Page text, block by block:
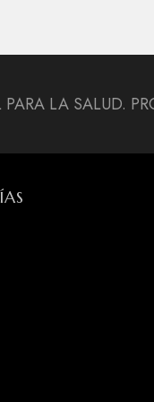
LA SALUD.